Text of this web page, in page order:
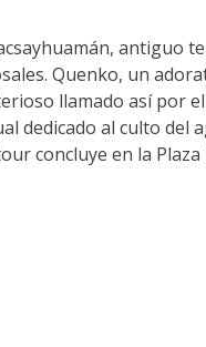
antiguo
Quenko, un
llamado así por
dedicado al culto del
concluye en la